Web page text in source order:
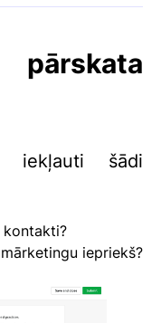
iekļauti šādi
kontakti?
iepriekš?